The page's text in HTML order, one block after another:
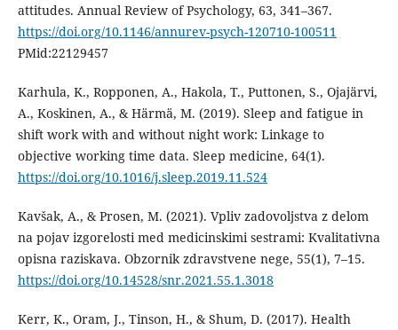
attitudes. Annual Review of Psychology, 63, 341–367.
https://doi.org/10.1146/annurev-psych-120710-100511
PMid:22129457
Karhula, K., Ropponen, A., Hakola, T., Puttonen, S., Ojajärvi,
A., Koskinen, A., & Härmä, M. (2019). Sleep and fatigue in
shift work with and without night work: Linkage to
objective working time data. Sleep medicine, 64(1).
https://doi.org/10.1016/j.sleep.2019.11.524
Kavšak, A., & Prosen, M. (2021). Vpliv zadovoljstva z delom
na pojav izgorelosti med medicinskimi sestrami: Kvalitativna
opisna raziskava. Obzornik zdravstvene nege, 55(1), 7–15.
https://doi.org/10.14528/snr.2021.55.1.3018
Kerr, K., Oram, J., Tinson, H., & Shum, D. (2017). Health